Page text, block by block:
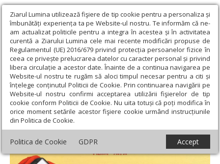
Ziarul Lumina utilizează fişiere de tip cookie pentru a personaliza și
îmbunătăți experiența ta pe Website-ul nostru. Te informăm că ne-
am actualizat politicile pentru a integra în acestea și în activitatea
curentă a Ziarului Lumina cele mai recente modificări propuse de
Regulamentul (UE) 2016/679 privind protecția persoanelor fizice în
ceea ce privește prelucrarea datelor cu caracter personal și privind
libera circulație a acestor date. Înainte de a continua navigarea pe
Website-ul nostru te rugăm să aloci timpul necesar pentru a citi și
înțelege conținutul Politicii de Cookie. Prin continuarea navigării pe
Website-ul nostru confirmi acceptarea utilizării fişierelor de tip
cookie conform Politicii de Cookie. Nu uita totuși că poți modifica în
orice moment setările acestor fişiere cookie urmând instrucțiunile
din Politica de Cookie.
Politica de Cookie GDPR Accept
Ziarul Lumina › Teologie și spiritualitate ›
Evanghelia de
Duminică › Cina cea Mare a împărăției celei fără de sfârșit
Cina cea Mare a împărăției celei fără de
sfârșit